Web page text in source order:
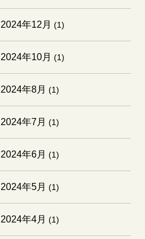
2024年12月 (1)
2024年10月 (1)
2024年8月 (1)
2024年7月 (1)
2024年6月 (1)
2024年5月 (1)
2024年4月 (1)